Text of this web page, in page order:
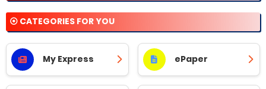
⦿ CATEGORIES FOR YOU
My Express ePaper